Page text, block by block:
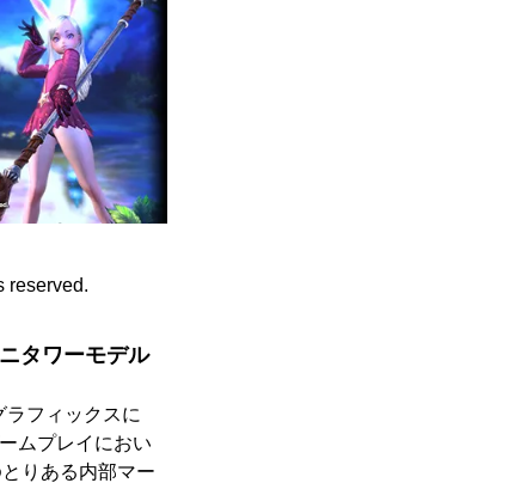
reserved.
タワーモデル
ラフィックスに
ムプレイにおい
りある内部マー